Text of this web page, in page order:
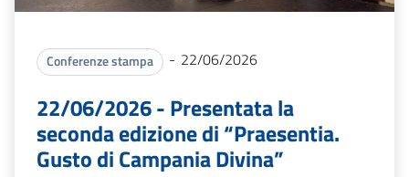
Conferenze stampa - 22/06/2026
22/06/2026 - Presentata la
seconda edizione di “Praesentia.
Gusto di Campania Divina”